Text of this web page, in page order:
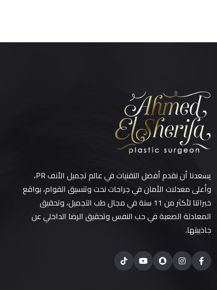
يسعدنا أن نقدم أفضل التقنيات في عالم تجميل الأنف PR،
وأعلى معدلات الأمان في جراحات نحت وتنسيق القوام، بواقع
خبراتنا لأكثر من 11 سنة في مجال طب التجميل، وتحقيق
المعادلة الصعبة في حب النفس وتحقيق الرضا الداخلي عن
جاذبيتها.